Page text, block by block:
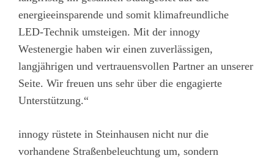
energieeinsparende und somit klimafreundliche
LED-Technik umsteigen. Mit der innogy
Westenergie haben wir einen zuverlässigen,
langjährigen und vertrauensvollen Partner an unserer
Seite. Wir freuen uns sehr über die engagierte
Unterstützung.“
innogy rüstete in Steinhausen nicht nur die
vorhandene Straßenbeleuchtung um, sondern